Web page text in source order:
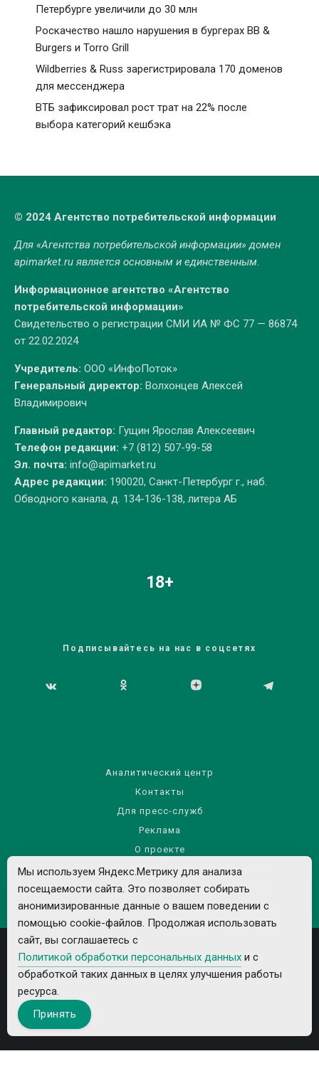
Петербурге увеличили до 30 млн
Роскачество нашло нарушения в бургерах BB &
Burgers и Torro Grill
Wildberries & Russ зарегистрировала 170 доменов
для мессенджера
ВТБ зафиксировал рост трат на 22% после
выбора категорий кешбэка
© 2024 Агентство потребительской информации
Для «Агентства потребительской информации» домен
apimarket.ruявляется основным и единственным.
Информационное агентство «Агентство
потребительской информации»
Свидетельство о регистрации СМИ ИА № ФС 77 — 86874
от 22.02.2024
Учредитель: ООО «ИнфоПоток»
Генеральный директор: Волхонцев Алексей
Владимирович
Главный редактор: Гущин Ярослав Алексеевич
Телефон редакции: +7 (812) 507-99-58
Эл. почта: info@apimarket.ru
Адрес редакции: 190020, Санкт-Петербург г., наб.
Обводного канала, д. 134-136-138, литера АБ
18+
Подписывайтесь на нас в соцсетях
Аналитический центр
Контакты
Для пресс-служб
Реклама
О проекте
Правила использования материалов сайта
Политика обработки персональных данных
Все рекламируемые товары и услуги имеют необходимые лицензии и
Мы используем Яндекс.Метрику для анализа
посещаемости сайта. Это позволяет собирать
анонимизированные данные о вашем поведении с
помощью cookie-файлов. Продолжая использовать
сайт, вы соглашаетесь с
Политикой обработки персональных данных и с
обработкой таких данных в целях улучшения работы
ресурса.
Принять